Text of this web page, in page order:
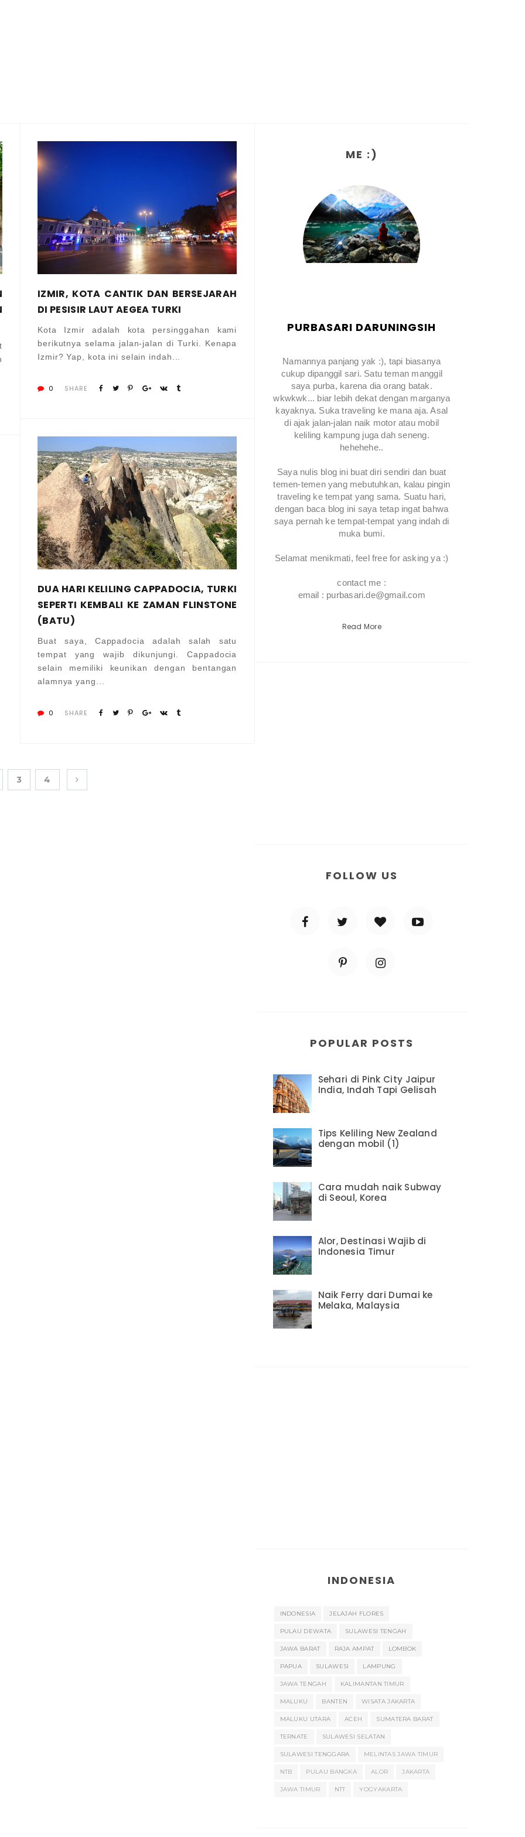
IZMIR, KOTA CANTIK DAN BERSEJARAH
DI PESISIR LAUT AEGEA TURKI
Kota Izmir adalah kota persinggahan kami
berikutnya selama jalan-jalan di Turki. Kenapa
Izmir? Yap, kota ini selain indah...
0 SHARE
DUA HARI KELILING CAPPADOCIA, TURKI
SEPERTI KEMBALI KE ZAMAN FLINSTONE
(BATU)
Buat saya, Cappadocia adalah salah satu
tempat yang wajib dikunjungi. Cappadocia
selain memiliki keunikan dengan bentangan
alamnya yang...
0 SHARE
3 4
ME :)
PURBASARI DARUNINGSIH
Namannya panjang yak :), tapi biasanya
cukup dipanggil sari. Satu teman manggil
saya purba, karena dia orang batak.
wkwkwk... biar lebih dekat dengan marganya
kayaknya. Suka traveling ke mana aja. Asal
di ajak jalan-jalan naik motor atau mobil
keliling kampung juga dah seneng.
hehehehe..
Saya nulis blog ini buat diri sendiri dan buat
temen-temen yang mebutuhkan, kalau pingin
traveling ke tempat yang sama. Suatu hari,
dengan baca blog ini saya tetap ingat bahwa
saya pernah ke tempat-tempat yang indah di
muka bumi.
Selamat menikmati, feel free for asking ya :)
contact me :
email : purbasari.de@gmail.com
Read More
FOLLOW US
POPULAR POSTS
Sehari di Pink City Jaipur
India, Indah Tapi Gelisah
Tips Keliling New Zealand
dengan mobil (1)
Cara mudah naik Subway
di Seoul, Korea
Alor, Destinasi Wajib di
Indonesia Timur
Naik Ferry dari Dumai ke
Melaka, Malaysia
INDONESIA
INDONESIA JELAJAH FLORES
PULAU DEWATA SULAWESI TENGAH
JAWA BARAT RAJA AMPAT LOMBOK
PAPUA SULAWESI LAMPUNG
JAWA TENGAH KALIMANTAN TIMUR
MALUKU BANTEN WISATA JAKARTA
MALUKU UTARA ACEH SUMATERA BARAT
TERNATE SULAWESI SELATAN
SULAWESI TENGGARA MELINTAS JAWA TIMUR
NTB PULAU BANGKA ALOR JAKARTA
JAWA TIMUR NTT YOGYAKARTA